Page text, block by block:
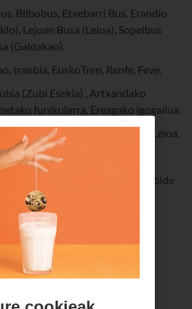
Bilbobus, Etxebarri Bus, Erandio
Lejoan Busa (Leioa), Sopelbus
(Galdakao).
tranbia, EuskoTren, Renfe, Feve.
(Zubi Esekia) , Artxandako
funikularra, Ereagako igogailua.
Portugaleteko txalupak eta Leioa,
eta BECeko aparkalekuak.
daiteke Barik? Bai, garraiobide
Hendaia ibilbidea).
Comarcalen lineak.